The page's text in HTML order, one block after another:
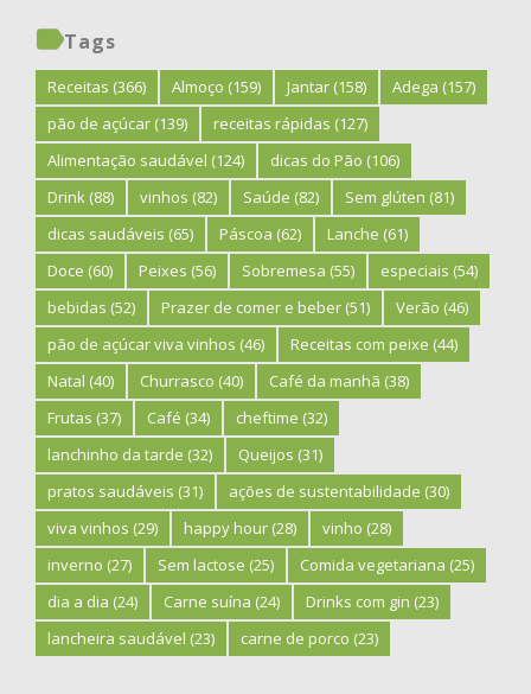
Tags
Receitas (366) Almoço (159) Jantar (158) Adega (157)
pão de açúcar (139) receitas rápidas (127)
Alimentação saudável (124) dicas do Pão (106)
Drink (88) vinhos (82) Saúde (82) Sem glúten (81)
dicas saudáveis (65) Páscoa (62) Lanche (61)
Doce (60) Peixes (56) Sobremesa (55) especiais (54)
bebidas (52) Prazer de comer e beber (51) Verão (46)
pão de açúcar viva vinhos (46) Receitas com peixe (44)
Natal (40) Churrasco (40) Café da manhã (38)
Frutas (37) Café (34) cheftime (32)
lanchinho da tarde (32) Queijos (31)
pratos saudáveis (31) ações de sustentabilidade (30)
viva vinhos (29) happy hour (28) vinho (28)
inverno (27) Sem lactose (25) Comida vegetariana (25)
dia a dia (24) Carne suína (24) Drinks com gin (23)
lancheira saudável (23) carne de porco (23)